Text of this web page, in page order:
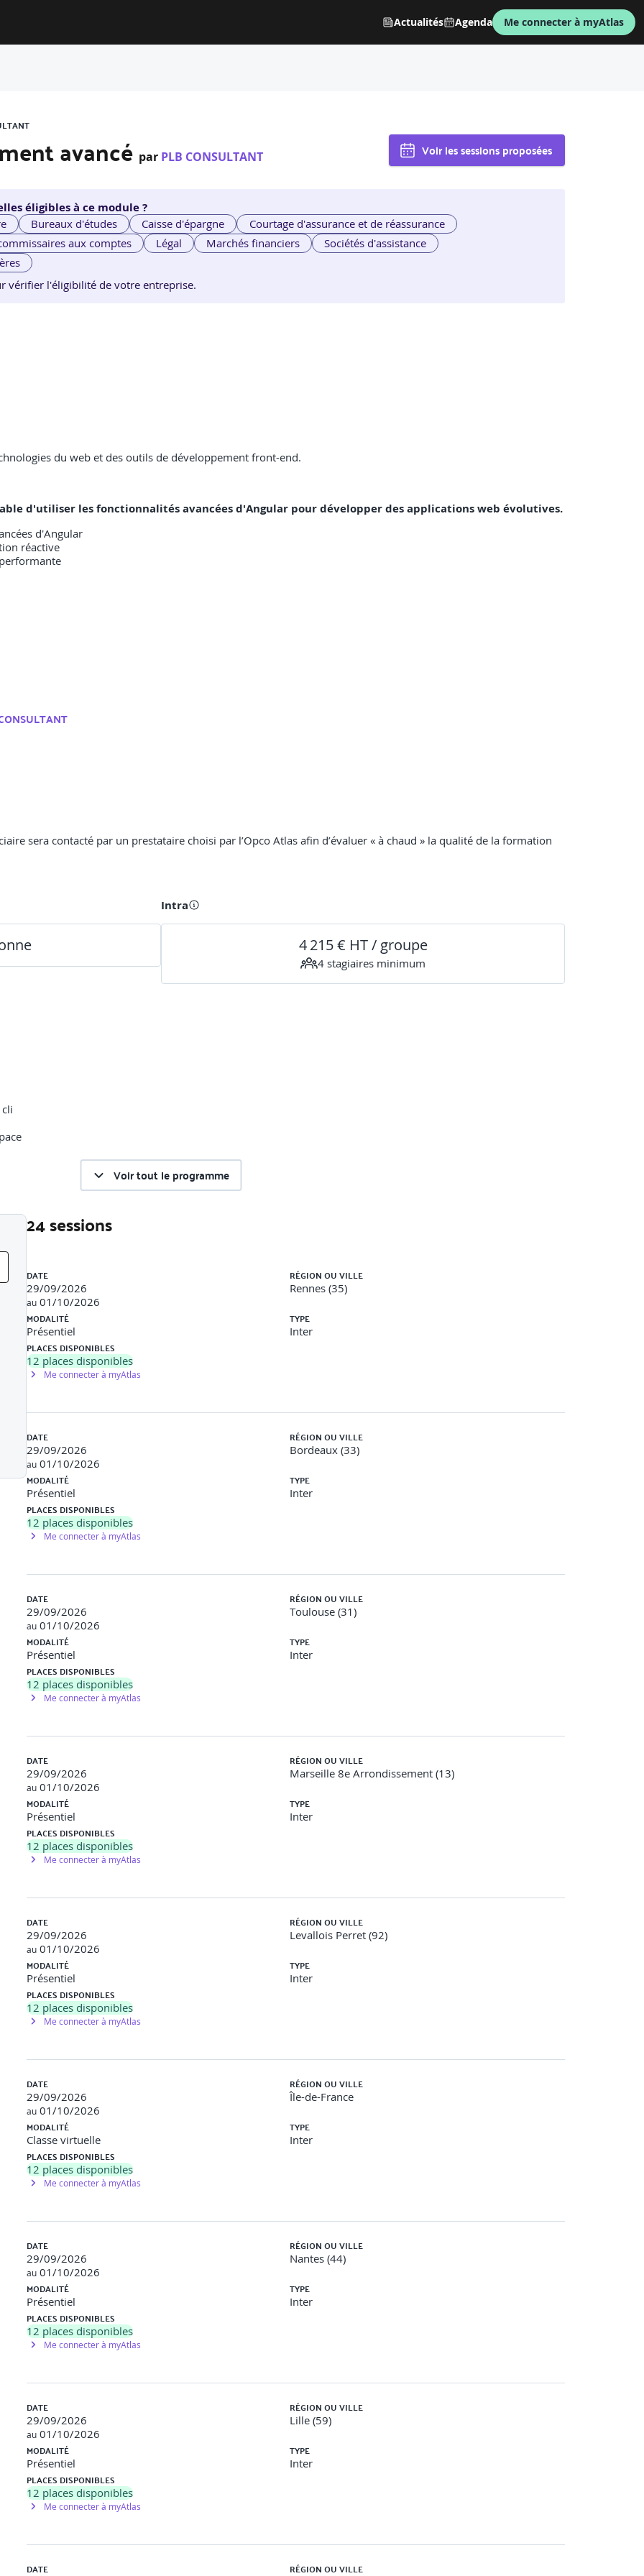
Actualités Agenda Me connecter à myAtlas
avancé par PLB CONSULTANT Voir les sessions proposées
éligibles à ce module ?
Bureaux d'études Caisse d'épargne
Courtage d'assurance et de réassurance
aux comptes Légal Marchés financiers
Sociétés d'assistance
vérifier l'éligibilité de votre entreprise.
du web et des outils de développement front-end.
d'utiliser les fonctionnalités avancées d'Angular pour développer des applications web évolutives.
d'Angular
réactive
sera contacté par un prestataire choisi par l’Opco Atlas afin d’évaluer « à chaud » la qualité de la formation
Intra
4 215 € HT / groupe
4 stagiaires minimum
structuration projet application/librairies
de 2 applications backoffice, public. Création de librairie
de l’application
(lazy loading avec les routes)
et autres options
NgZone)
approche pour gérer les changements d’état, en complément ou en alternative à RxJS
fonctionnels, implémentation du loadChildren pour chaque module, mise en place du PreloadAllModules, Lazy-
pour et *ngFor
Contrôler les souscriptions.
gestion du loading avec async pipe. Désabonnement automatique, Amélioration de la détection de changement
dans Angular
de données (Resolve)
de routes)
les données avec Resolve
backoffice, préchargement
allégées
Voir tout le programme
24 sessions
DATE
29/09/2026
au 01/10/2026
RÉGION OU VILLE
Rennes (35)
MODALITÉ
Présentiel
TYPE
Inter
PLACES DISPONIBLES
12 places disponibles
Me connecter à myAtlas
DATE
29/09/2026
au 01/10/2026
RÉGION OU VILLE
Bordeaux (33)
MODALITÉ
Présentiel
TYPE
Inter
PLACES DISPONIBLES
12 places disponibles
Me connecter à myAtlas
DATE
29/09/2026
au 01/10/2026
RÉGION OU VILLE
Toulouse (31)
MODALITÉ
Présentiel
TYPE
Inter
PLACES DISPONIBLES
12 places disponibles
Me connecter à myAtlas
DATE
29/09/2026
au 01/10/2026
RÉGION OU VILLE
Marseille 8e Arrondissement (13)
MODALITÉ
Présentiel
TYPE
Inter
PLACES DISPONIBLES
12 places disponibles
Me connecter à myAtlas
DATE
29/09/2026
au 01/10/2026
RÉGION OU VILLE
Levallois Perret (92)
MODALITÉ
Présentiel
TYPE
Inter
PLACES DISPONIBLES
12 places disponibles
Me connecter à myAtlas
DATE
29/09/2026
au 01/10/2026
RÉGION OU VILLE
Île-de-France
MODALITÉ
Classe virtuelle
TYPE
Inter
PLACES DISPONIBLES
12 places disponibles
Me connecter à myAtlas
DATE
29/09/2026
au 01/10/2026
RÉGION OU VILLE
Nantes (44)
MODALITÉ
Présentiel
TYPE
Inter
PLACES DISPONIBLES
12 places disponibles
Me connecter à myAtlas
DATE
29/09/2026
au 01/10/2026
RÉGION OU VILLE
Lille (59)
MODALITÉ
Présentiel
TYPE
Inter
PLACES DISPONIBLES
12 places disponibles
Me connecter à myAtlas
DATE RÉGION OU VILLE